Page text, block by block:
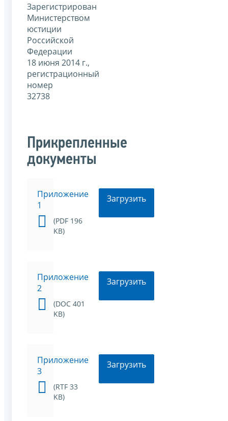
Зарегистрирован
Министерством
юстиции
Российской
Федерации
18 июня 2014 г.,
регистрационный
номер
32738
Прикрепленные
документы
Приложение
1
(PDF 196
KB)
Загрузить
Приложение
2
(DOC 401
KB)
Загрузить
Приложение
3
(RTF 33
KB)
Загрузить